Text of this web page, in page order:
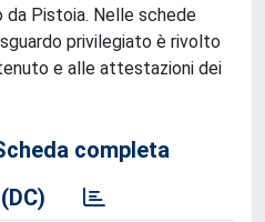
da Pistoia. Nelle schede
privilegiato è rivolto
e alle attestazioni dei
completa